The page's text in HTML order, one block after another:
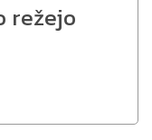
režejo